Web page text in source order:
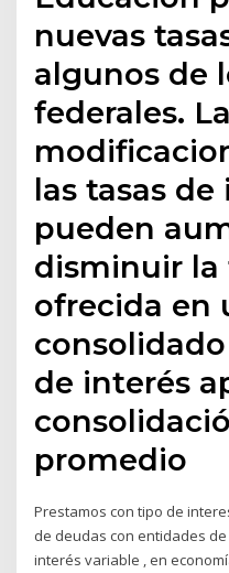
nuevas
algunos de
federales.
las tasas de
pueden
disminuir la
ofrecida en
de interés
promedio
Prestamos con tipo de
de deudas con entidades
interés variable , en